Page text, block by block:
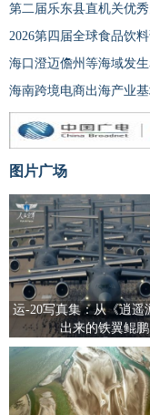
第二届乐东县直机关优
2026第四届全球食品饮
海口澄迈儋州等海域发
海南跨境电商出海产业
图片广场
运-20写真集：从《逍遥
出来的铁翼鲲鹏